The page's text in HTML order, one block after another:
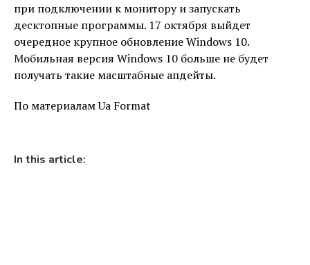
при подключении к монитору и запускать
десктопные программы. 17 октября выйдет
очередное крупное обновление Windows 10.
Мобильная версия Windows 10 больше не будет
получать такие масштабные апдейты.
По материалам Ua Format
In this article: